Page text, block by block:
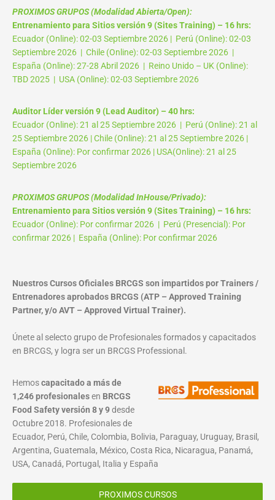
PROXIMOS GRUPOS (Modalidad Abierta/Open):
Entrenamiento para Sitios versión 9 (Sites Training) – 16 hrs:
Ecuador (Online): 02-03 Septiembre 2026 | Perú (Online): 02-03
Septiembre 2026 | Chile (Online): 02-03 Septiembre 2026 |
España (Online): 27-28 Abril 2026 | Reino Unido – UK (Online):
TBD 2025 | USA (Online): 02-03 Septiembre 2026
Auditor Líder versión 9 (Lead Auditor) – 40 hrs:
Ecuador (Online): 21 al 25 Septiembre 2026 | Perú (Online): 21 al
25 Septiembre 2026 | Chile (Online): 21 al 25 Septiembre 2026 |
España (Online): Por confirmar 2026 | USA(Online): 21 al 25
Septiembre 2026
PROXIMOS GRUPOS (Modalidad InHouse/Privado):
Entrenamiento para Sitios versión 9 (Sites Training) – 16 hrs:
Ecuador (Online): Por confirmar 2026 | Perú (Presencial): Por
confirmar 2026 | España (Online): Por confirmar 2026
Nuestros Cursos Oficiales BRCGS son impartidos por Trainers /
Entrenadores aprobados BRCGS (ATP – Approved Training
Partner, y/o AVT – Approved Virtual Trainer).
Únete al selecto grupo de Profesionales formados y capacitados
en BRCGS, y logra ser un BRCGS Professional.
Hemoscapacitado a más de
1,246 profesionalesen BRCGS
Food Safety versión 8 y 9desde
Octubre 2018. Profesionales de
Ecuador, Perú, Chile, Colombia, Bolivia, Paraguay, Uruguay, Brasil,
Argentina, Guatemala, México, Costa Rica, Nicaragua, Panamá,
USA, Canadá, Portugal, Italia y España
PROXIMOS CURSOS